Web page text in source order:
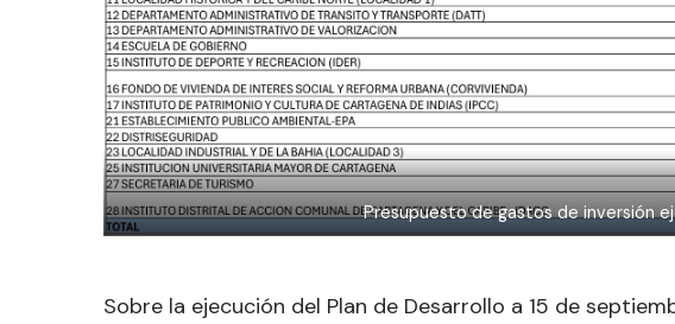
Presupuesto de gastos de inversión
Sobre la ejecución del Plan de Desarrollo a 15 de